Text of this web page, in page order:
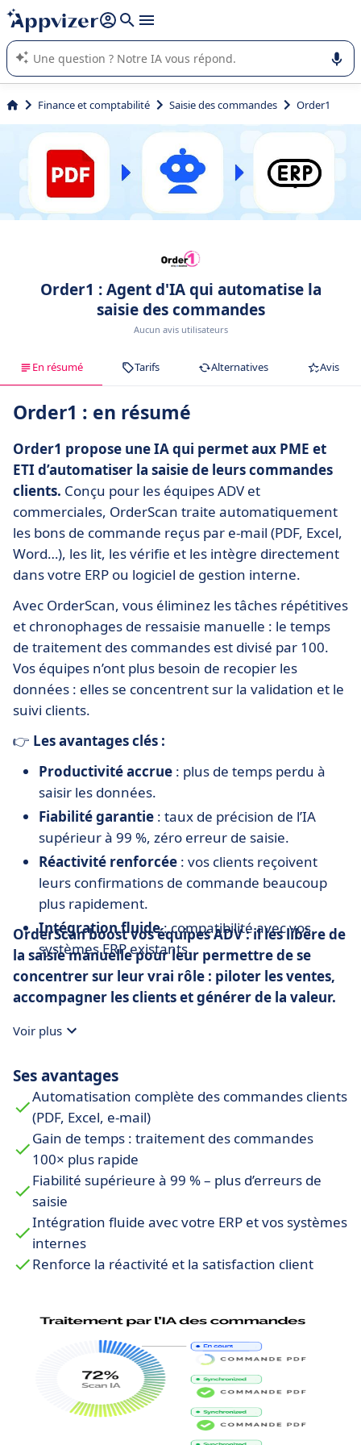
répondre (plusieurs lignes avec
L'IA de Appvizer vous guide dans l'utilisation ou la sélection de
logiciel SaaS en entreprise.
Finance et comptabilité Saisie des commandes Order1
Order1 : Agent d'IA qui automatise la
saisie des commandes
Aucun avis utilisateurs
En résumé Tarifs Alternatives Avis
Order1 : en résumé
Order1 propose une IA qui permet aux PME et
ETI d’automatiser la saisie de leurs commandes
clients. Conçu pour les équipes ADV et
commerciales, OrderScan traite automatiquement
les bons de commande reçus par e-mail (PDF, Excel,
Word…), les lit, les vérifie et les intègre directement
dans votre ERP ou logiciel de gestion interne.
Avec OrderScan, vous éliminez les tâches répétitives
et chronophages de ressaisie manuelle : le temps
de traitement des commandes est divisé par 100.
Vos équipes n’ont plus besoin de recopier les
données : elles se concentrent sur la validation et le
suivi clients.
👉 Les avantages clés :
Productivité accrue : plus de temps perdu à
saisir les données.
Fiabilité garantie : taux de précision de l’IA
supérieur à 99 %, zéro erreur de saisie.
Réactivité renforcée : vos clients reçoivent
leurs confirmations de commande beaucoup
plus rapidement.
Intégration fluide: compatibilité avec vos
systèmes ERP existants.
OrderScan boost vos équipes ADV : il les libère de
la saisie manuelle pour leur permettre de se
concentrer sur leur vrai rôle : piloter les ventes,
accompagner les clients et générer de la valeur.
Voir plus
Ses avantages
Automatisation complète des commandes clients
(PDF, Excel, e-mail)
Gain de temps : traitement des commandes
100× plus rapide
Fiabilité supérieure à 99 % – plus d’erreurs de
saisie
Intégration fluide avec votre ERP et vos systèmes
internes
Renforce la réactivité et la satisfaction client